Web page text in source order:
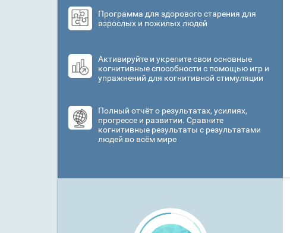
Программа для здорового старения для
взрослых и пожилых людей
Активируйте и укрепите свои основные
когнитивные способности с помощью игр и
упражнений для когнитивной стимуляции
Полный отчёт о результатах, усилиях,
прогрессе и развитии. Сравните
когнитивные результаты с результатами
людей во всём мире